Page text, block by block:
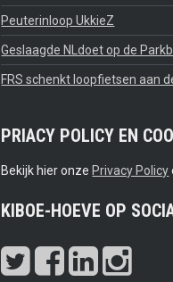
Peuterinloop UkkieZ
Geslaagde NLdoet op de
FRS schenkt loopfietsen aan
PRIACY POLICY EN
Bekijk hier onze Privacy Policy
KIBOE-HOEVE OP